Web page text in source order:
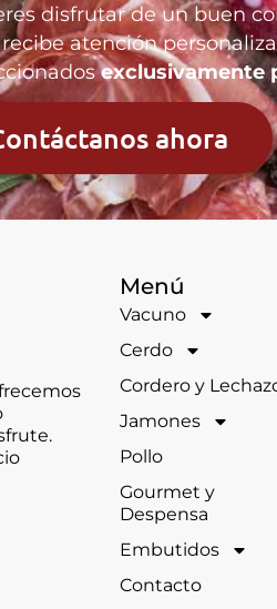
disfrutar de un buen
atención
exclusivamente
ahora
Menú
Vacuno
Cerdo
Cordero y
Jamones
Pollo
Gourmet y
Despensa
Embutidos
Contacto